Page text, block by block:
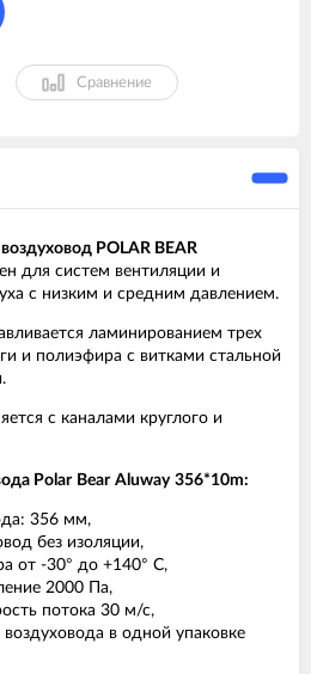
Сравнение
POLAR BEAR
для систем вентиляции и
с низким и средним давлением.
ламинированием трех
и полиэфира с витками стальной
с каналами круглого и
Polar Bear Aluway 356*10m:
356 мм,
без изоляции,
от -30° до +140° С,
2000 Па,
потока 30 м/с,
в одной упаковке